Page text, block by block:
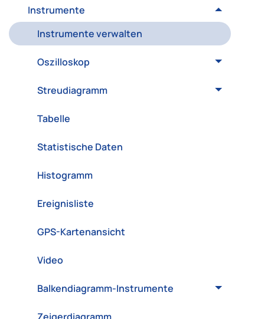
Instrumente
Instrumente verwalten
Oszilloskop
Streudiagramm
Tabelle
Statistische Daten
Histogramm
Ereignisliste
GPS-Kartenansicht
Video
Balkendiagramm-Instrumente